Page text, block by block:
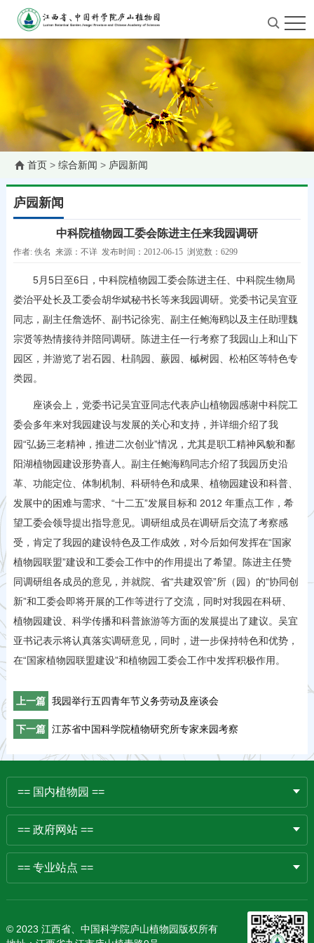
首页> 综合新闻 > 庐园新闻
庐园新闻
中科院植物园工委会陈进主任来我园调研
作者: 佚名 来源：不详 发布时间：2012-06-15 浏览数：6299
5月5日至6日，中科院植物园工委会陈进主任、中科院生物局
娄治平处长及工委会胡华斌秘书长等来我园调研。党委书记吴宜亚
同志，副主任詹选怀、副书记徐宪、副主任鲍海鸥以及主任助理魏
宗贤等热情接待并陪同调研。陈进主任一行考察了我园山上和山下
园区，并游览了岩石园、杜鹃园、蕨园、槭树园、松柏区等特色专
类园。
座谈会上，党委书记吴宜亚同志代表庐山植物园感谢中科院工
委会多年来对我园建设与发展的关心和支持，并详细介绍了我
园“弘扬三老精神，推进二次创业”情况，尤其是职工精神风貌和鄱
阳湖植物园建设形势喜人。副主任鲍海鸥同志介绍了我园历史沿
革、功能定位、体制机制、科研特色和成果、植物园建设和科普、
发展中的困难与需求、“十二五”发展目标和 2012 年重点工作，希
望工委会领导提出指导意见。调研组成员在调研后交流了考察感
受，肯定了我园的建设特色及工作成效，对今后如何发挥在“国家
植物园联盟”建设和工委会工作中的作用提出了希望。陈进主任赞
同调研组各成员的意见，并就院、省“共建双管”所（园）的“协同创
新”和工委会即将开展的工作等进行了交流，同时对我园在科研、
植物园建设、科学传播和科普旅游等方面的发展提出了建议。吴宜
亚书记表示将认真落实调研意见，同时，进一步保持特色和优势，
在“国家植物园联盟建设”和植物园工委会工作中发挥积极作用。
上一篇 我园举行五四青年节义务劳动及座谈会
下一篇 江苏省中国科学院植物研究所专家来园考察
== 国内植物园 ==
== 政府网站 ==
== 专业站点 ==
© 2023 江西省、中国科学院庐山植物园版权所有